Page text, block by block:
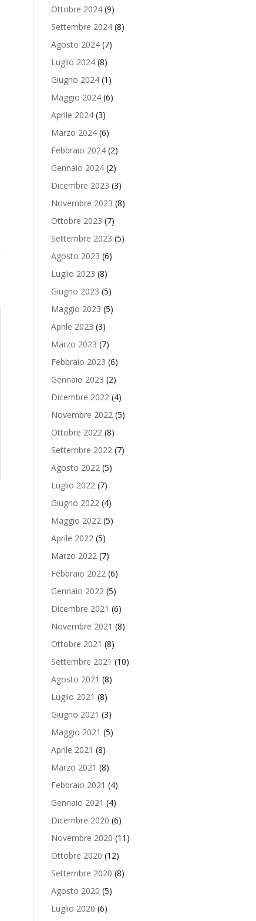
Ottobre 2024(9)
Settembre 2024(8)
Agosto 2024(7)
Luglio 2024(8)
Giugno 2024(1)
Maggio 2024(6)
Aprile 2024(3)
Marzo 2024(6)
Febbraio 2024(2)
Gennaio 2024(2)
Dicembre 2023 (3)
Novembre 2023 (8)
Ottobre 2023 (7)
Settembre 2023 (5)
Agosto 2023 (6)
Luglio 2023 (8)
Giugno 2023 (5)
Maggio 2023 (5)
Aprile 2023 (3)
Marzo 2023 (7)
Febbraio 2023 (6)
Gennaio 2023 (2)
Dicembre 2022(4)
Novembre 2022(5)
Ottobre 2022(8)
Settembre 2022(7)
Agosto 2022(5)
Luglio 2022(7)
Giugno 2022(4)
Maggio 2022(5)
Aprile 2022(5)
Marzo 2022(7)
Febbraio 2022(6)
Gennaio 2022(5)
Dicembre 2021 (6)
Novembre 2021 (8)
Ottobre 2021 (8)
Settembre 2021 (10)
Agosto 2021 (8)
Luglio 2021 (8)
Giugno 2021 (3)
Maggio 2021 (5)
Aprile 2021 (8)
Marzo 2021 (8)
Febbraio 2021 (4)
Gennaio 2021 (4)
Dicembre 2020 (6)
Novembre 2020 (11)
Ottobre 2020 (12)
Settembre 2020 (8)
Agosto 2020 (5)
Luglio 2020 (6)